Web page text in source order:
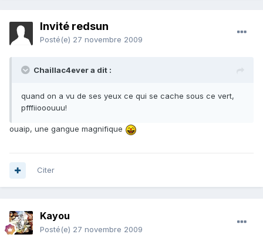
Invité redsun
Posté(e) 27 novembre 2009
Chaillac4ever a dit :
quand on a vu de ses yeux ce qui se cache sous ce vert,
pfffiiooouuu!
ouaip, une gangue magnifique
Citer
Kayou
Posté(e) 27 novembre 2009